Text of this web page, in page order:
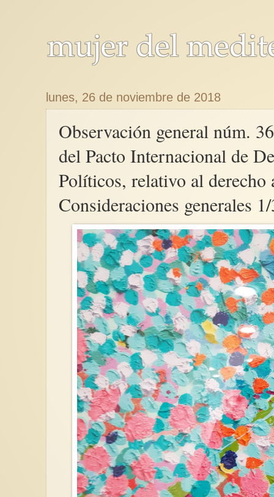
lunes, 26 de noviembre de 2018
Observación general núm.
del Pacto Internacional de
Políticos, relativo al derecho
Consideraciones generales